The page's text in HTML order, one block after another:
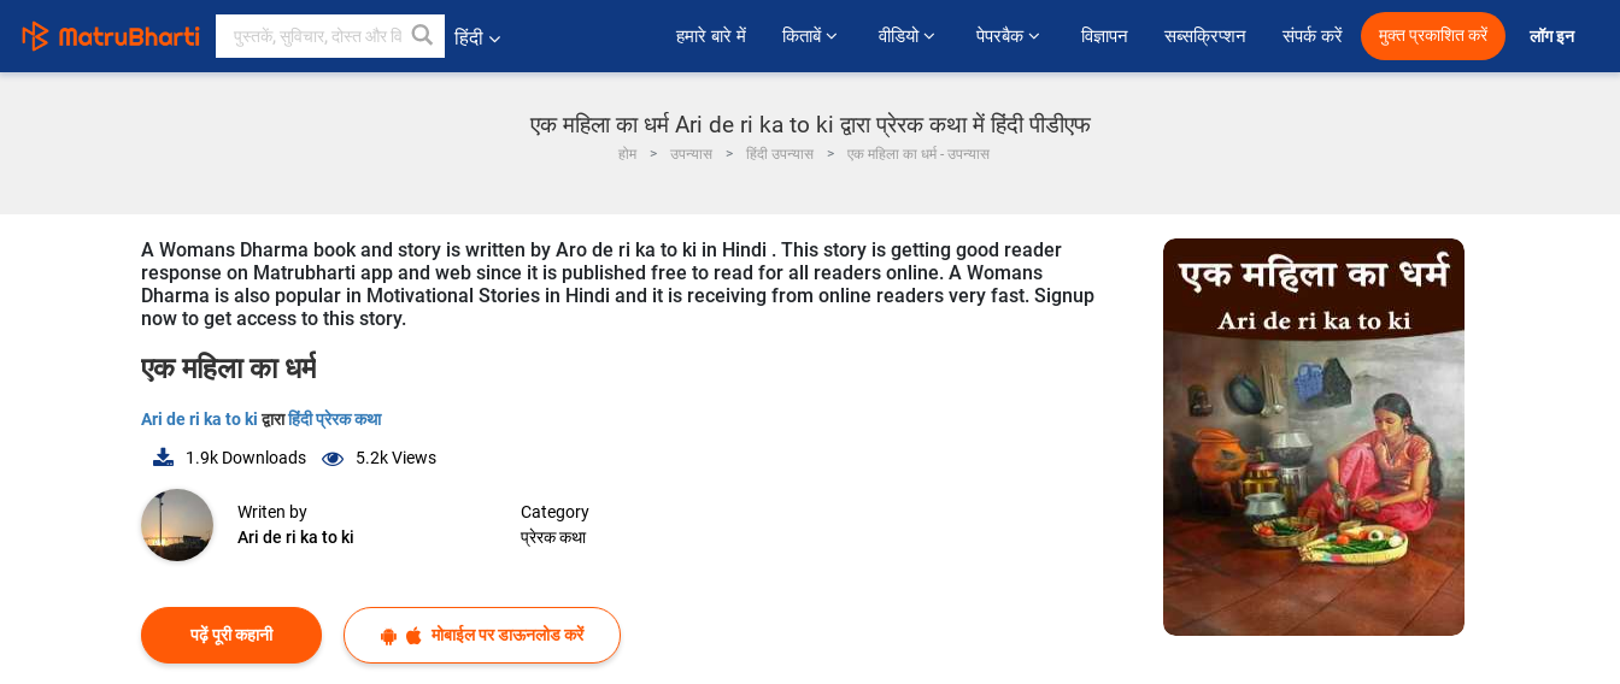
हिंदी हमारे बारे में किताबें वीडियो पेपरबैक विज्ञापन सब्सक्रिप्शन संपर्क करें मुक्त प्रकाशित करें लॉग इन
एक महिला का धर्म Ari de ri ka to ki द्वारा प्रेरक कथा में हिंदी पीडीएफ
होम उपन्यास हिंदी उपन्यास एक महिला का धर्म - उपन्यास
A Womans Dharma book and story is written by Aro de ri ka to ki in Hindi . This story is getting good reader
response on Matrubharti app and web since it is published free to read for all readers online. A Womans
Dharma is also popular in Motivational Stories in Hindi and it is receiving from online readers very fast. Signup
now to get access to this story.
एक महिला का धर्म
Ari de ri ka to kiद्वाराहिंदी प्रेरक कथा
1.9k Downloads 5.2kViews
Writen by
Ari de ri ka to ki
Category
प्रेरक कथा
पढ़ें पूरी कहानी मोबाईल पर डाऊनलोड करें